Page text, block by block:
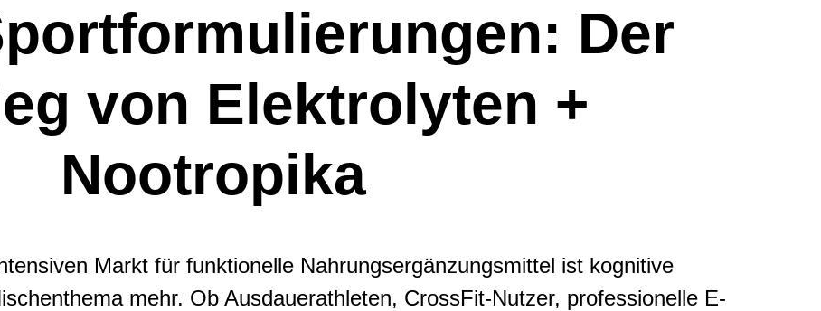
Der
von Elektrolyten +
Nootropika
Markt für funktionelle Nahrungsergänzungsmittel ist kognitive
mehr. Ob Ausdauerathleten, CrossFit-Nutzer, professionelle E-